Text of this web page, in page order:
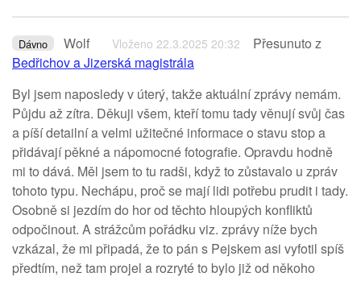
Dávno Wolf Vloženo 22.3.2025 20:32
Přesunuto z
Bedřichov a Jizerská magistrála
Byl jsem naposledy v úterý, takže aktuální zprávy nemám.
Půjdu až zítra. Děkuji všem, kteří tomu tady věnují svůj čas
a píší detailní a velmi užitečné informace o stavu stop a
přidávají pěkné a nápomocné fotografie. Opravdu hodně
mi to dává. Měl jsem to tu radši, když to zůstavalo u zpráv
tohoto typu. Nechápu, proč se mají lidi potřebu prudit i tady.
Osobně si jezdím do hor od těchto hloupých konfliktů
odpočinout. A strážcům pořádku viz. zprávy níže bych
vzkázal, že mi připadá, že to pán s Pejskem asi vyfotil spíš
předtím, než tam projel a rozryté to bylo již od někoho